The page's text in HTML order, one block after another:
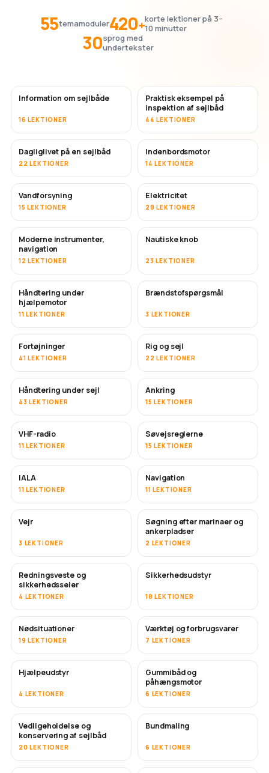
55temamoduler420+korte lektioner på 3–
10 minutter
30sprog med
undertekster
Information om sejlbåde
16 LEKTIONER
Praktisk eksempel på
inspektion af sejlbåd
44 LEKTIONER
Dagliglivet på en sejlbåd
22 LEKTIONER
Indenbordsmotor
14 LEKTIONER
Vandforsyning
15 LEKTIONER
Elektricitet
28 LEKTIONER
Moderne instrumenter,
navigation
12 LEKTIONER
Nautiske knob
23 LEKTIONER
Håndtering under
hjælpemotor
11 LEKTIONER
Brændstofspørgsmål
3 LEKTIONER
Fortøjninger
41 LEKTIONER
Rig og sejl
22 LEKTIONER
Håndtering under sejl
43 LEKTIONER
Ankring
15 LEKTIONER
VHF-radio
11 LEKTIONER
Søvejsreglerne
15 LEKTIONER
IALA
11 LEKTIONER
Navigation
11 LEKTIONER
Vejr
3 LEKTIONER
Søgning efter marinaer og
ankerpladser
2 LEKTIONER
Redningsveste og
sikkerhedsseler
4 LEKTIONER
Sikkerhedsudstyr
18 LEKTIONER
Nødsituationer
19 LEKTIONER
Værktøj og forbrugsvarer
7 LEKTIONER
Hjælpeudstyr
4 LEKTIONER
Gummibåd og
påhængsmotor
6 LEKTIONER
Vedligeholdelse og
konservering af sejlbåd
20 LEKTIONER
SNART
Bundmaling
6 LEKTIONER